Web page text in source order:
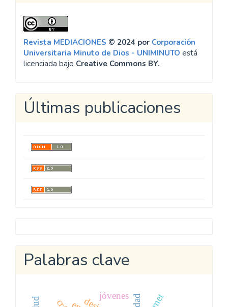
Revista MEDIACIONES © 2024 por Corporación
Universitaria Minuto de Dios - UNIMINUTO está
licenciada bajo Creative Commons BY.
Últimas publicaciones
Palabras clave
jóvenes